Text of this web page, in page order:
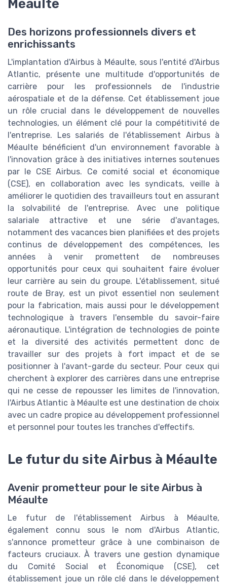
Méaulte
Des horizons professionnels divers et
enrichissants
L'implantation d'Airbus à Méaulte, sous l'entité d'Airbus
Atlantic, présente une multitude d'opportunités de
carrière pour les professionnels de l'industrie
aérospatiale et de la défense. Cet établissement joue
un rôle crucial dans le développement de nouvelles
technologies, un élément clé pour la compétitivité de
l'entreprise. Les salariés de l'établissement Airbus à
Méaulte bénéficient d'un environnement favorable à
l'innovation grâce à des initiatives internes soutenues
par le CSE Airbus. Ce comité social et économique
(CSE), en collaboration avec les syndicats, veille à
améliorer le quotidien des travailleurs tout en assurant
la solvabilité de l'entreprise. Avec une politique
salariale attractive et une série d'avantages,
notamment des vacances bien planifiées et des projets
continus de développement des compétences, les
années à venir promettent de nombreuses
opportunités pour ceux qui souhaitent faire évoluer
leur carrière au sein du groupe. L'établissement, situé
route de Bray, est un pivot essentiel non seulement
pour la fabrication, mais aussi pour le développement
technologique à travers l'ensemble du savoir-faire
aéronautique. L'intégration de technologies de pointe
et la diversité des activités permettent donc de
travailler sur des projets à fort impact et de se
positionner à l'avant-garde du secteur. Pour ceux qui
cherchent à explorer des carrières dans une entreprise
qui ne cesse de repousser les limites de l'innovation,
l'Airbus Atlantic à Méaulte est une destination de choix
avec un cadre propice au développement professionnel
et personnel pour toutes les tranches d'effectifs.
Le futur du site Airbus à Méaulte
Avenir prometteur pour le site Airbus à
Méaulte
Le futur de l'établissement Airbus à Méaulte,
également connu sous le nom d'Airbus Atlantic,
s'annonce prometteur grâce à une combinaison de
facteurs cruciaux. À travers une gestion dynamique
du Comité Social et Économique (CSE), cet
établissement joue un rôle clé dans le développement